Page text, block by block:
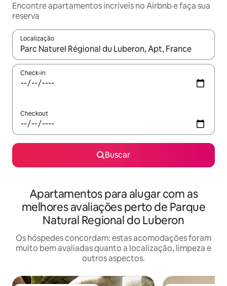
Encontre apartamentos incríveis no Airbnb e faça sua
reserva
Localização
Quando os resultados estiverem disponíveis, explore-os
Check-in
Checkout
Buscar
Apartamentos para alugar com as
melhores avaliações perto de Parque
Natural Regional do Luberon
Os hóspedes concordam: estas acomodações foram
muito bem avaliadas quanto a localização, limpeza e
outros aspectos.